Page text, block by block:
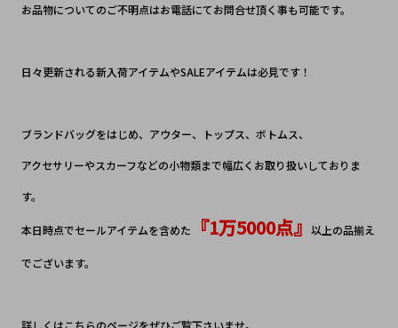
お品物についてのご不明点はお電話にてお問合せ頂く事も可能です。
日々更新される新入荷アイテムやSALEアイテムは必見です！
ブランドバッグをはじめ、アウター、トップス、ボトムス、
アクセサリーやスカーフなどの小物類まで幅広くお取り扱いしておりま
す。
本日時点でセールアイテムを含めた 『1万5000点』 以上の品揃え
でございます。
詳しくはこちらのページをぜひご覧下さいませ。